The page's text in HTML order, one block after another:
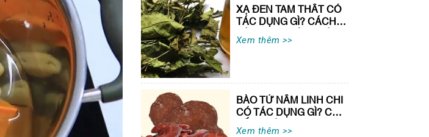
XẠ ĐEN TAM THẤT CÓ
TÁC DỤNG GÌ? CÁCH
DÙNG AN TOÀN, HIỆU
QUẢ
Xem thêm >>
BÀO TỬ NẤM LINH CHI
CÓ TÁC DỤNG GÌ? CÓ
TỐT KHÔNG?
Xem thêm >>